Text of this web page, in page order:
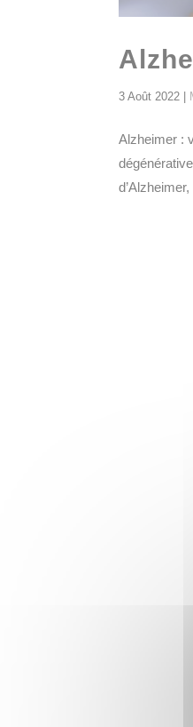
3 Août 2022
Alzheimer :